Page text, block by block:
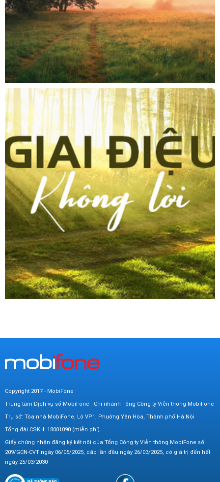
Copyright 2017 - MobiFone
Trung tâm Dịch vụ số MobiFone - Chi nhánh Tổng Công ty Viễn thông MobiFone
Trụ sở: Tòa nhà MobiFone, Lô VP1, Phường Yên Hòa, Thành phố Hà Nội
Tổng đài CSKH: 18001090 (miễn phí)
Giấy chứng nhận đăng ký kết nối của Tổng Công ty Viễn thông MobiFone số
209/GCN-CVT ngày 06/05/2025, cấp lần đầu ngày 26/03/2025, có giá trị đến hết
ngày 25/03/2030